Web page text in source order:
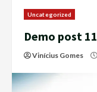
Uncategorized
Demo post 11
Vinícius Gomes